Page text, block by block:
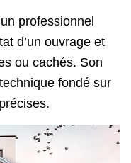
professionnel
d’un ouvrage et
ou cachés. Son
fondé sur